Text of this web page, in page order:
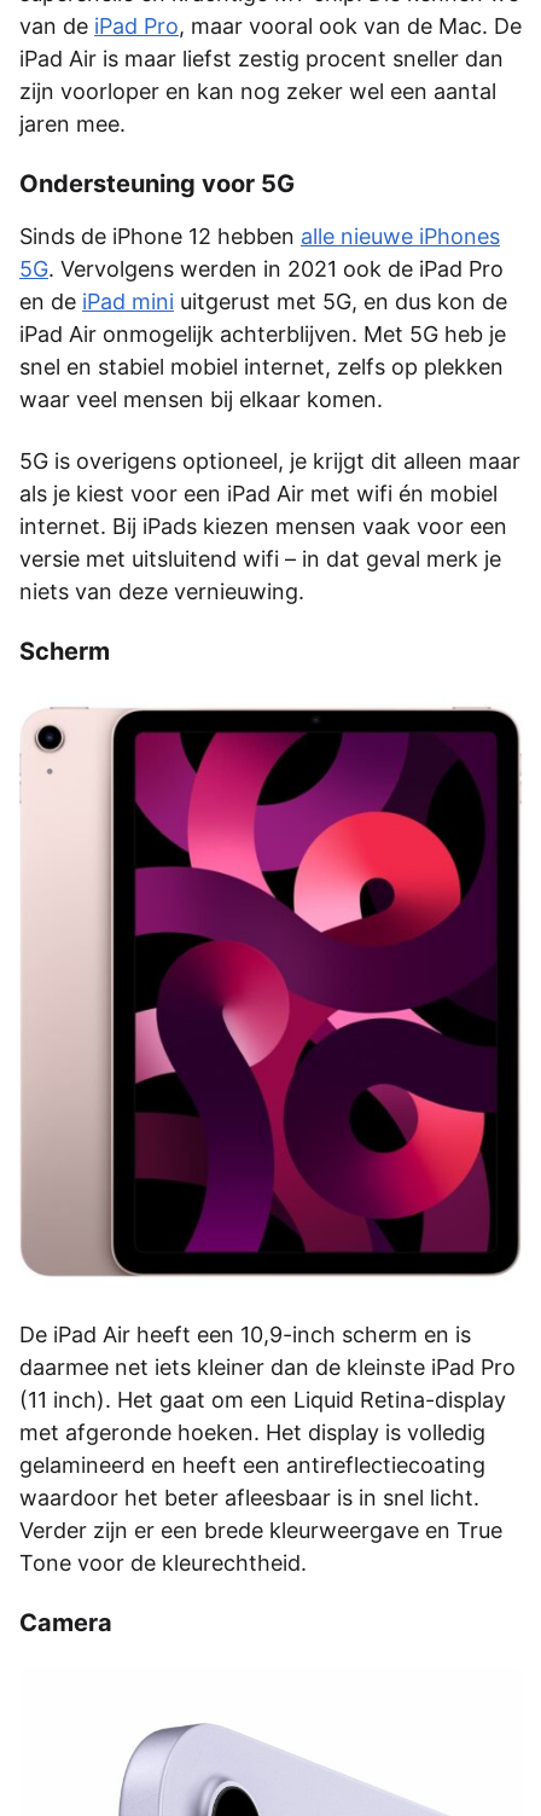
van de iPad Pro, maar vooral ook van de Mac. De
iPad Air is maar liefst zestig procent sneller dan
zijn voorloper en kan nog zeker wel een aantal
jaren mee.
Ondersteuning voor 5G
Sinds de iPhone 12 hebben alle nieuwe iPhones
5G. Vervolgens werden in 2021 ook de iPad Pro
en de iPad mini uitgerust met 5G, en dus kon de
iPad Air onmogelijk achterblijven. Met 5G heb je
snel en stabiel mobiel internet, zelfs op plekken
waar veel mensen bij elkaar komen.
5G is overigens optioneel, je krijgt dit alleen maar
als je kiest voor een iPad Air met wifi én mobiel
internet. Bij iPads kiezen mensen vaak voor een
versie met uitsluitend wifi – in dat geval merk je
niets van deze vernieuwing.
Scherm
De iPad Air heeft een 10,9-inch scherm en is
daarmee net iets kleiner dan de kleinste iPad Pro
(11 inch). Het gaat om een Liquid Retina-display
met afgeronde hoeken. Het display is volledig
gelamineerd en heeft een antireflectiecoating
waardoor het beter afleesbaar is in snel licht.
Verder zijn er een brede kleurweergave en True
Tone voor de kleurechtheid.
Camera